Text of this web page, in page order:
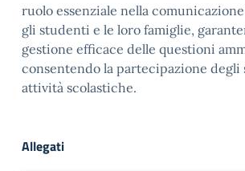
ruolo essenziale nella
gli studenti e le loro famiglie,
gestione efficace delle questioni
consentendo la partecipazione degli
attività scolastiche.
Allegati